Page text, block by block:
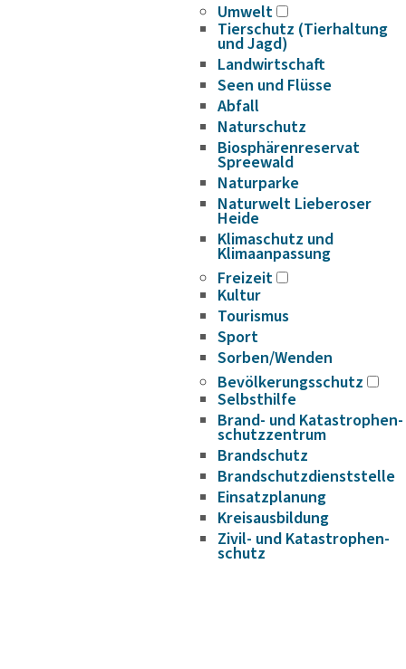
Umwelt
Tierschutz (Tierhaltung
und Jagd)
Landwirtschaft
Seen und Flüsse
Abfall
Naturschutz
Biosphärenreservat
Spreewald
Naturparke
Naturwelt Lieberoser
Heide
Klimaschutz und
Klimaanpassung
Freizeit
Kultur
Tourismus
Sport
Sorben/Wenden
Bevöl­ke­rungs­schutz
Selbst­hilfe
Brand- und Kata­s­tro­­phen­­
schutz­­zen­trum
Brand­schutz
Brand­schutz­dienst­stelle
Einsatz­pla­nung
Kreis­aus­­bil­­dung
Zivil- und Kata­s­tro­­phen­­
schutz